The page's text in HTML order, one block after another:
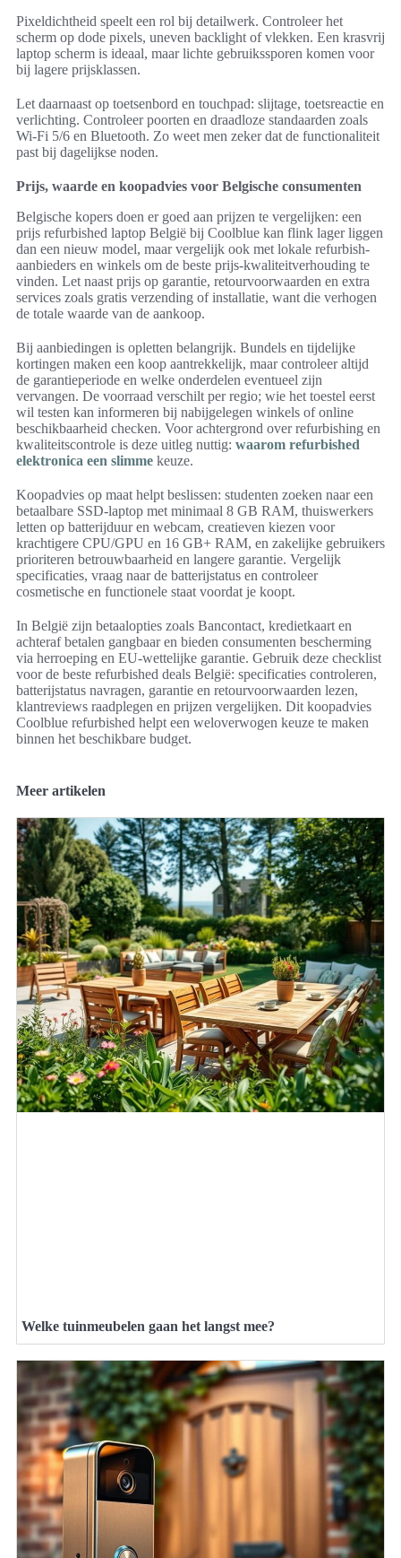
Pixeldichtheid speelt een rol bij detailwerk. Controleer het
scherm op dode pixels, uneven backlight of vlekken. Een krasvrij
laptop scherm is ideaal, maar lichte gebruikssporen komen voor
bij lagere prijsklassen.
Let daarnaast op toetsenbord en touchpad: slijtage, toetsreactie en
verlichting. Controleer poorten en draadloze standaarden zoals
Wi‑Fi 5/6 en Bluetooth. Zo weet men zeker dat de functionaliteit
past bij dagelijkse noden.
Prijs, waarde en koopadvies voor Belgische consumenten
Belgische kopers doen er goed aan prijzen te vergelijken: een
prijs refurbished laptop België bij Coolblue kan flink lager liggen
dan een nieuw model, maar vergelijk ook met lokale refurbish-
aanbieders en winkels om de beste prijs-kwaliteitverhouding te
vinden. Let naast prijs op garantie, retourvoorwaarden en extra
services zoals gratis verzending of installatie, want die verhogen
de totale waarde van de aankoop.
Bij aanbiedingen is opletten belangrijk. Bundels en tijdelijke
kortingen maken een koop aantrekkelijk, maar controleer altijd
de garantieperiode en welke onderdelen eventueel zijn
vervangen. De voorraad verschilt per regio; wie het toestel eerst
wil testen kan informeren bij nabijgelegen winkels of online
beschikbaarheid checken. Voor achtergrond over refurbishing en
kwaliteitscontrole is deze uitleg nuttig: waarom refurbished
elektronica een slimme keuze.
Koopadvies op maat helpt beslissen: studenten zoeken naar een
betaalbare SSD-laptop met minimaal 8 GB RAM, thuiswerkers
letten op batterijduur en webcam, creatieven kiezen voor
krachtigere CPU/GPU en 16 GB+ RAM, en zakelijke gebruikers
prioriteren betrouwbaarheid en langere garantie. Vergelijk
specificaties, vraag naar de batterijstatus en controleer
cosmetische en functionele staat voordat je koopt.
In België zijn betaalopties zoals Bancontact, kredietkaart en
achteraf betalen gangbaar en bieden consumenten bescherming
via herroeping en EU-wettelijke garantie. Gebruik deze checklist
voor de beste refurbished deals België: specificaties controleren,
batterijstatus navragen, garantie en retourvoorwaarden lezen,
klantreviews raadplegen en prijzen vergelijken. Dit koopadvies
Coolblue refurbished helpt een weloverwogen keuze te maken
binnen het beschikbare budget.
Meer artikelen
Welke tuinmeubelen gaan het langst mee?